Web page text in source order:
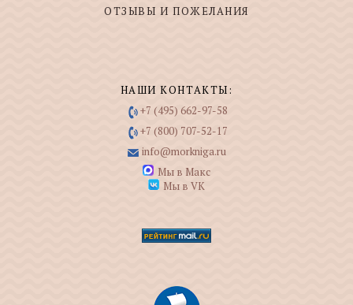
ОТЗЫВЫ И ПОЖЕЛАНИЯ
НАШИ КОНТАКТЫ:
+7 (495) 662-97-58
+7 (800) 707-52-17
info@morkniga.ru
Мы в Макс
Мы в VK